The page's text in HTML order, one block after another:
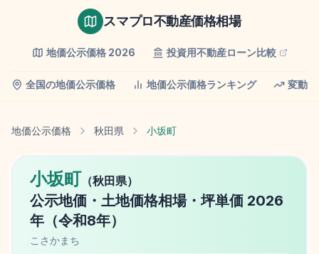
スマプロ不動産価格相場
地価公示価格 2026 投資用不動産ローン比較
全国の地価公示価格 地価公示価格ランキング 変動
地価公示価格 秋田県 小坂町
小坂町 （秋田県）
公示地価 ・土地価格相場・坪単価 2026
年（令和8年）
こさかまち